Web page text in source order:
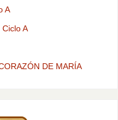
A
A
DE MARÍA